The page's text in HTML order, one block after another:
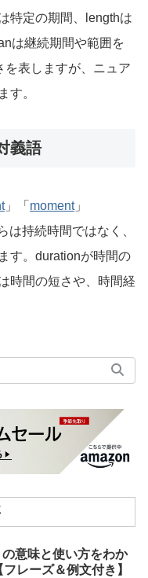
特定の期間、lengthは
は継続期間や範囲を
表しますが、ニュア
す。
義語
」「 moment」
は持続時間ではなく、
す。durationが時間の
時間の短さや、時間経
意味と使い方をわか
レーズ＆例文付き】